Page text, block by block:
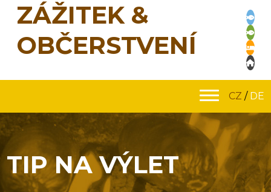
ZÁŽITEK &
OBČERSTVENÍ
CZ / DE
TIP NA VÝLET